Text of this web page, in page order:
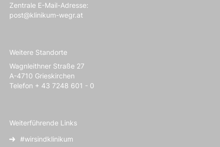
Zentrale E-Mail-Adresse:
post@klinikum-wegr.at
Weitere Standorte
Wagnleithner Straße 27
A-4710 Grieskirchen
Telefon + 43 7248 601 - 0
Weiterführende Links
#wirsindklinikum